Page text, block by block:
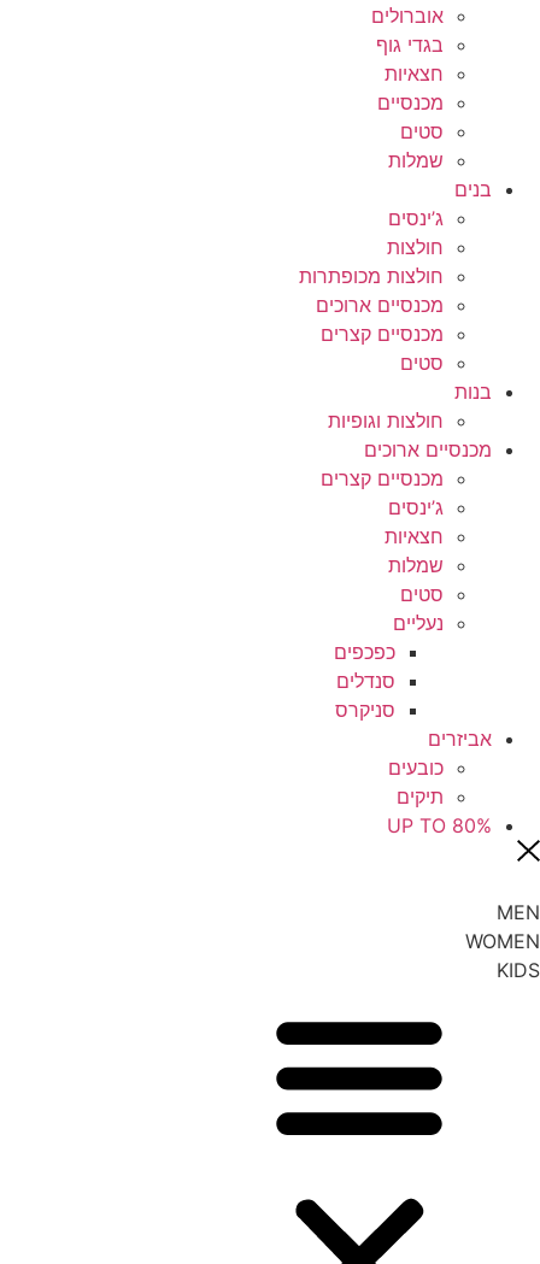
אוברולים
בגדי גוף
חצאיות
מכנסיים
סטים
שמלות
בנים
ג’ינסים
חולצות
חולצות מכופתרות
מכנסיים ארוכים
מכנסיים קצרים
סטים
בנות
חולצות וגופיות
מכנסיים ארוכים
מכנסיים קצרים
ג’ינסים
חצאיות
שמלות
סטים
נעליים
כפכפים
סנדלים
סניקרס
אביזרים
כובעים
תיקים
UP TO 80%
MEN
WOMEN
KIDS